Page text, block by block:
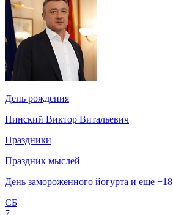
День рождения
Пинский Виктор Витальевич
Праздники
Праздник мыслей
День замороженного йогурта и еще +18
СБ